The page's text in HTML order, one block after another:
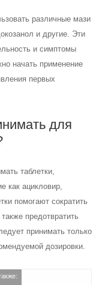
различные мази
и другие. Эти
и симптомы
начать применение
первых
для
таблетки,
как ацикловир,
помогают сократить
предотвратить
принимать только
дозировки.